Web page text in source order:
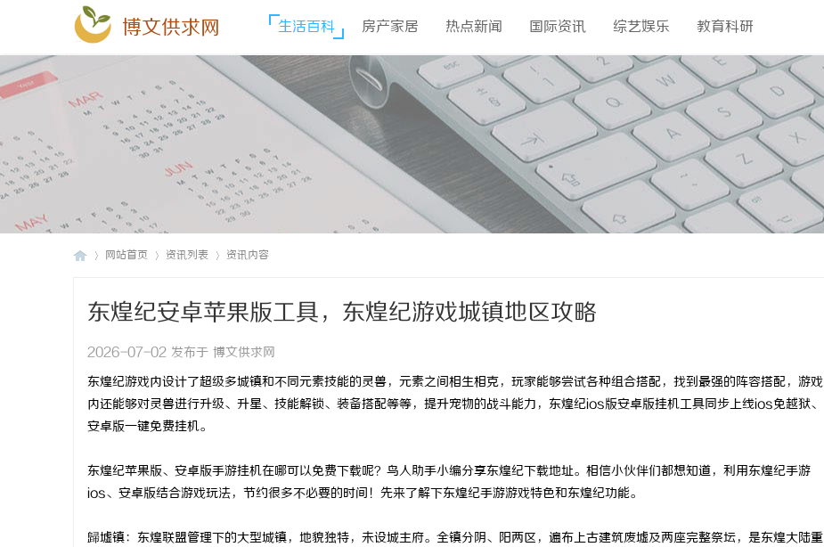
博文供求网 生活百科 房产家居 热点新闻 国际资讯 综艺娱乐 教育科研
网站首页 资讯列表 资讯内容
东煌纪安卓苹果版工具，东煌纪游戏城镇地区攻略
2026-07-02 发布于 博文供求网
东煌纪游戏内设计了超级多城镇和不同元素技能的灵兽，元素之间相生相克，玩家能够尝试各种组合搭配，找到最强的阵容搭配，游戏
内还能够对灵兽进行升级、升星、技能解锁、装备搭配等等，提升宠物的战斗能力，东煌纪ios版安卓版挂机工具同步上线ios免越狱、
安卓版一键免费挂机。
东煌纪苹果版、安卓版手游挂机在哪可以免费下载呢？鸟人助手小编分享东煌纪下载地址。相信小伙伴们都想知道，利用东煌纪手游
ios、安卓版结合游戏玩法，节约很多不必要的时间！先来了解下东煌纪手游游戏特色和东煌纪功能。
歸墟镇：东煌联盟管理下的大型城镇，地貌独特，未设城主府。全镇分阴、阳两区，遍布上古建筑废墟及两座完整祭坛，是东煌大陆重